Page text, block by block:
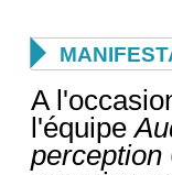

A
l'équipe
perception